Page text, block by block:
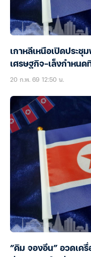
เกาหลีเหนือเปิดประชุ
เศรษฐกิจ-เล็งกำหนด
20 ก.พ. 69 12:50 น.
“คิม จองอึน” อวดเค